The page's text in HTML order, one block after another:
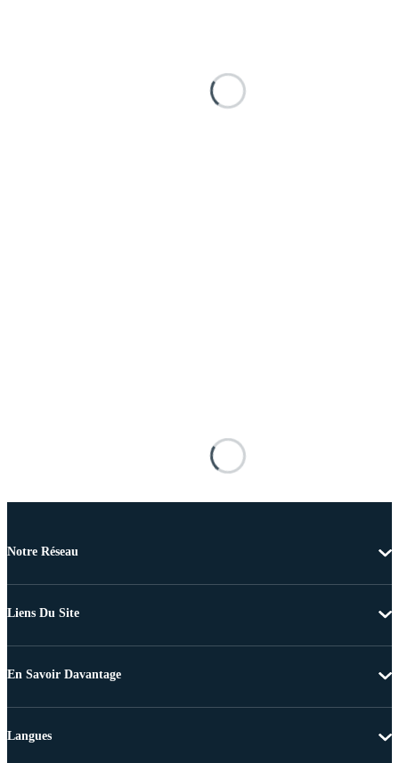
Notre Réseau
Liens Du Site
En Savoir Davantage
Langues